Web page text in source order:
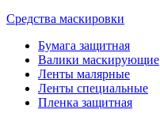
Средства маскировки
Бумага защитная
Валики маскирующие
Ленты малярные
Ленты специальные
Пленка защитная